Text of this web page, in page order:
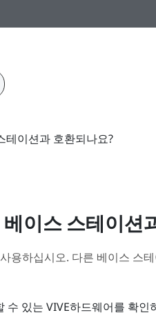
테이션과 호환되나요?
이스 스테이션
용하십시오. 다른 베이스 스
수 있는 VIVE하드웨어를 확인